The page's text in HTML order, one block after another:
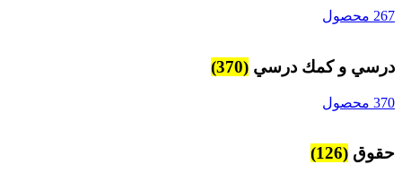
267 محصول
درسي و كمك درسي (370)
370 محصول
حقوق (126)